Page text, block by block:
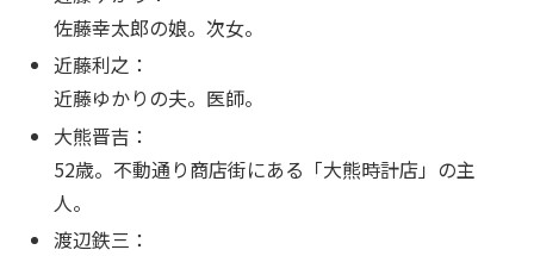
佐藤幸太郎の娘。次女。
近藤利之：
近藤ゆかりの夫。医師。
大熊晋吉：
52歳。不動通り商店街にある「大熊時計店」の主
人。
渡辺鉄三：